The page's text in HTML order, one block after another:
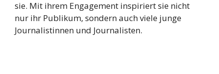
sie. Mit ihrem Engagement inspiriert sie nicht
nur ihr Publikum, sondern auch viele junge
Journalistinnen und Journalisten.